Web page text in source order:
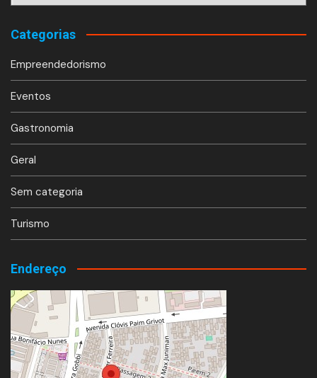
Categorias
Empreendedorismo
Eventos
Gastronomia
Geral
Sem categoria
Turismo
Endereço